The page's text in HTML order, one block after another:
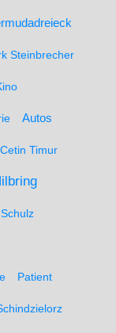
Steinbrecher
Autos
Cetin Timur
Patient